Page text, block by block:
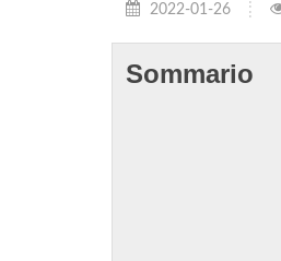
2022-01-26
Sommario